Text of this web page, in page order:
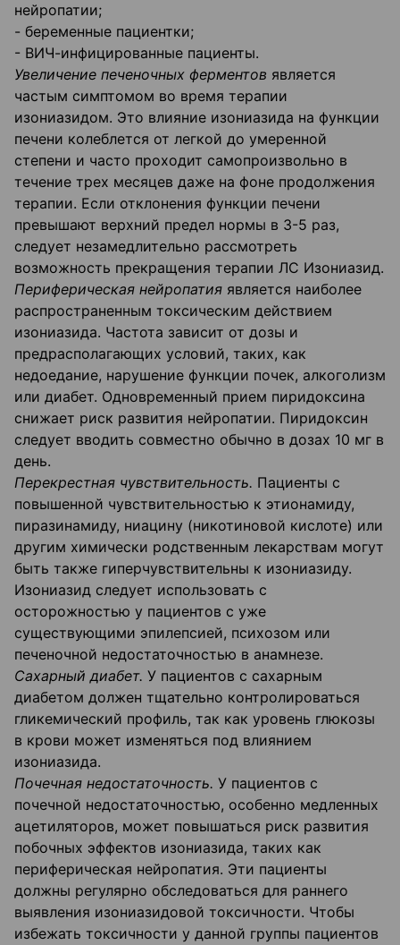
нейропатии;
- беременные пациентки;
- ВИЧ-инфицированные пациенты.
Увеличение печеночных ферментов является
частым симптомом во время терапии
изониазидом. Это влияние изониазида на функции
печени колеблется от легкой до умеренной
степени и часто проходит самопроизвольно в
течение трех месяцев даже на фоне продолжения
терапии. Если отклонения функции печени
превышают верхний предел нормы в 3-5 раз,
следует незамедлительно рассмотреть
возможность прекращения терапии ЛС Изониазид.
Периферическая нейропатия является наиболее
распространенным токсическим действием
изониазида. Частота зависит от дозы и
предрасполагающих условий, таких, как
недоедание, нарушение функции почек, алкоголизм
или диабет. Одновременный прием пиридоксина
снижает риск развития нейропатии. Пиридоксин
следует вводить совместно обычно в дозах 10 мг в
день.
Перекрестная чувствительность. Пациенты с
повышенной чувствительностью к этионамиду,
пиразинамиду, ниацину (никотиновой кислоте) или
другим химически родственным лекарствам могут
быть также гиперчувствительны к изониазиду.
Изониазид следует использовать с
осторожностью у пациентов с уже
существующими эпилепсией, психозом или
печеночной недостаточностью в анамнезе.
Сахарный диабет. У пациентов с сахарным
диабетом должен тщательно контролироваться
гликемический профиль, так как уровень глюкозы
в крови может изменяться под влиянием
изониазида.
Почечная недостаточность. У пациентов с
почечной недостаточностью, особенно медленных
ацетиляторов, может повышаться риск развития
побочных эффектов изониазида, таких как
периферическая нейропатия. Эти пациенты
должны регулярно обследоваться для раннего
выявления изониазидовой токсичности. Чтобы
избежать токсичности у данной группы пациентов